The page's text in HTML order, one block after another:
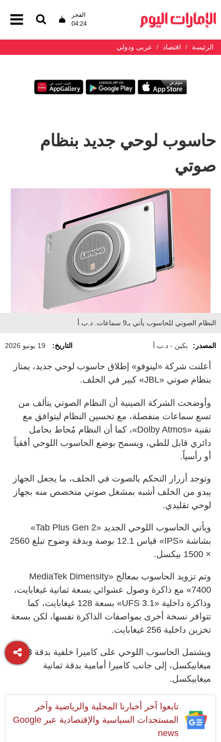
الفجر
04:24
الرئيسة اقتصاد عربي ودولي
حاسوب لوحي جديد بنظام
صوتي
النظام الصوتي للحاسوب يأتي بـ9 سماعات. د.ب.أ
المصدر: بكين - د.ب.أ التاريخ: 19 يونيو 2026
أعلنت شركة «لينوفو» إطلاق حاسوب لوحي جديد، يمتاز
بنظام صوتي «JBL» كبير في الخلف.
وأوضحت الشركة الصينية أن النظام الصوتي يتألف من
تسع سماعات منفصلة، مع تحسين النظام ليتوافق مع
تقنية «Dolby Atmos»، كما أن النظام مُحاط بحامل
دائري قابل للطي، ويسمح بوضع الحاسوب اللوحي أفقياً
أو رأسياً.
وتوجد أزرار التحكم بالصوت في الخلف، ما يجعل الجهاز
يبدو من الخلف أشبه بمشغل صوتي متخصص منه بجهاز
لوحي تقليدي.
ويأتي الحاسوب اللوحي الجديد «Tab Plus Gen 2»
بشاشة «IPS» قياس 12.1 بوصة وبدقة وضوح تبلغ 2560
× 1500 بيكسل.
وتم تزويد الحاسوب بمعالج «MediaTek Dimensity
7400» مع ذاكرة وصول عشوائي بسعة ثمانية غيغابايت،
وذاكرة داخلية «UFS 3.1» بسعة 128 غيغابايت، كما
تتوافر نسخة أخرى بمواصفات الذاكرة نفسها، لكن بسعة
تخزين داخلية 256 غيغابايت.
ويشتمل الحاسوب اللوحي على كاميرا خلفية بدقة 13
ميغابيكسل، إلى جانب كاميرا أمامية بدقة ثمانية
ميغابيكسل.
تابعوا آخر أخبارنا المحلية والرياضية وآخر
المستجدات السياسية والإقتصادية عبر Google
news